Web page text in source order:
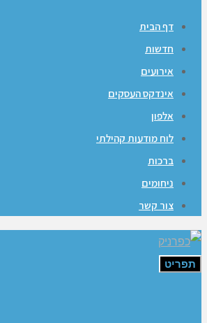
דף הבית
חדשות
אירועים
אינדקס העסקים
אלפון
לוח מודעות קהילתי
ברכות
ניחומים
צור קשר
תפריט